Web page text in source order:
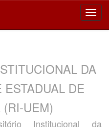
DA
DE
UEM)
Institucional da